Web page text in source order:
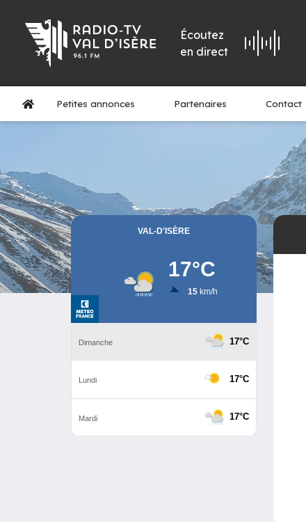
Écoutez
en direct
Petites annonces Partenaires Contact